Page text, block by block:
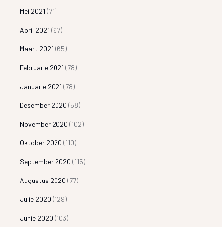
Mei 2021 (71)
April 2021 (67)
Maart 2021 (65)
Februarie 2021 (78)
Januarie 2021 (78)
Desember 2020 (58)
November 2020 (102)
Oktober 2020 (110)
September 2020 (115)
Augustus 2020 (77)
Julie 2020 (129)
Junie 2020 (103)